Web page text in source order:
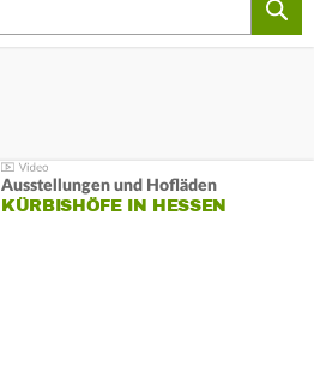
Ausstellungen und Hofläden
KÜRBISHÖFE IN HESSEN